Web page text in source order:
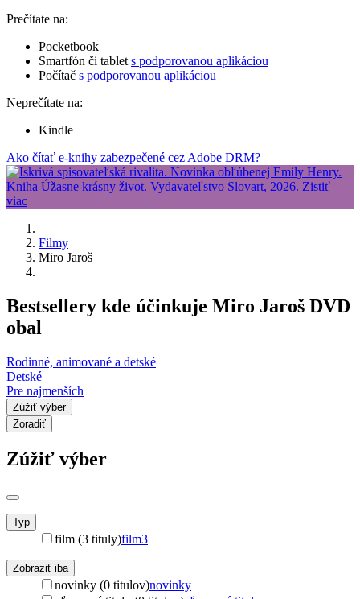
Prečítate na:
Pocketbook
Smartfón či tablet s podporovanou aplikáciou
Počítač s podporovanou aplikáciou
Neprečítate na:
Kindle
Ako čítať e-knihy zabezpečené cez Adobe DRM?
Filmy
Miro Jaroš
Bestsellery kde účinkuje Miro Jaroš DVD
obal
Rodinné, animované a detské
Detské
Pre najmenších
Zúžiť výber
Zoradiť
Zúžiť výber
Typ
film (3 tituly)film3
Zobraziť iba
novinky (0 titulov)novinky